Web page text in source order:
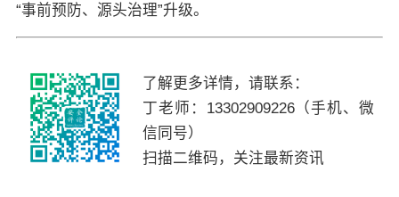
“事前预防、源头治理”升级。
了解更多详情，请联系：
丁老师：13302909226（手机、微
信同号）
扫描二维码，关注最新资讯